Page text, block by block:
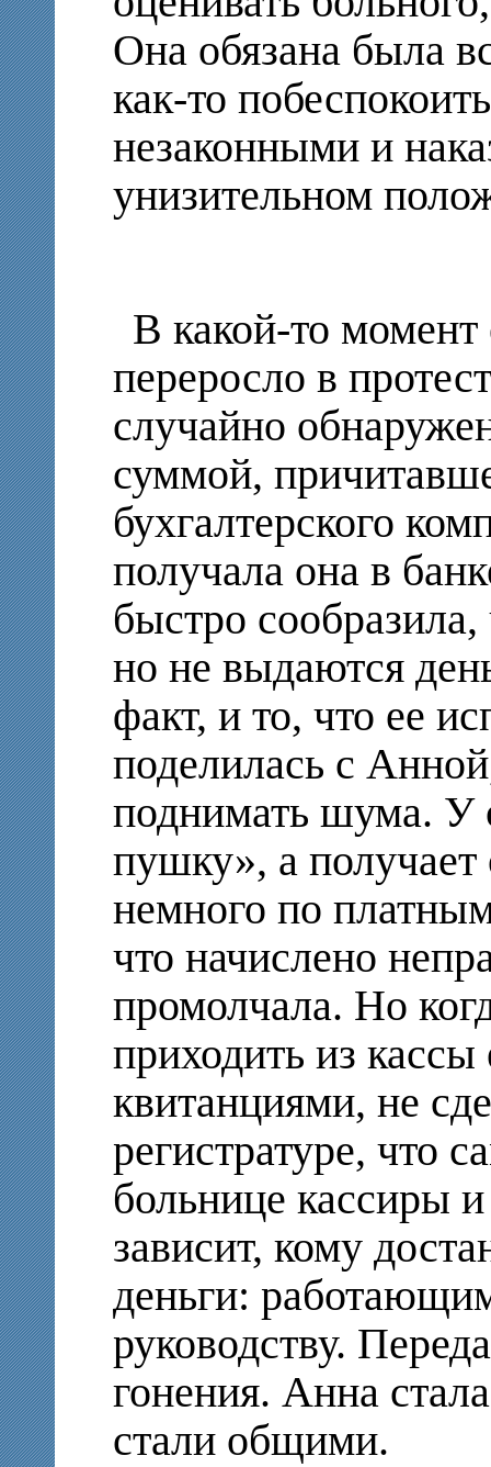
Она обязана была
как-то
незаконными и
унизительном
В какой-то
переросло в
случайно
суммой,
бухгалтерского
получала она в
быстро
но не выдаются
факт, и то, что ее
поделилась с
поднимать шума. У
пушку», а
немного по
что начислено
промолчала. Но
приходить из
квитанциями, не
регистратуре, что
больнице кассиры
зависит, кому
деньги:
руководству.
гонения. Анна
стали общими.